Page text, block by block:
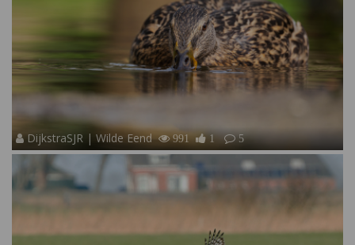
DijkstraSJR | Wilde Eend 991 1 5